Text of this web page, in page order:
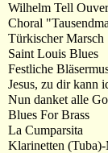
Wilhelm Tell
Choral
Türkischer Marsch
Saint Louis Blues
Festliche
Jesus, zu dir kann
Nun danket alle
Blues For Brass
La Cumparsita
Klarinetten